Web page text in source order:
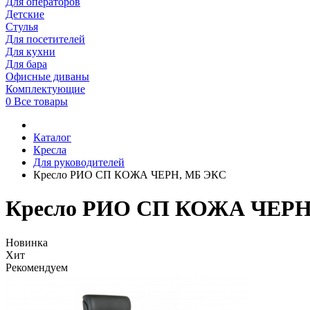
Детские
Стулья
Для посетителей
Для кухни
Для бара
Офисные диваны
Комплектующие
0 Все товары
Каталог
Кресла
Для руководителей
Кресло РИО СП КОЖА ЧЕРН, МБ ЭКС
Кресло РИО СП КОЖА
Новинка
Хит
Рекомендуем